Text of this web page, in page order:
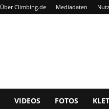
Über Climbing.de Mediadaten
VIDEOS FOTOS